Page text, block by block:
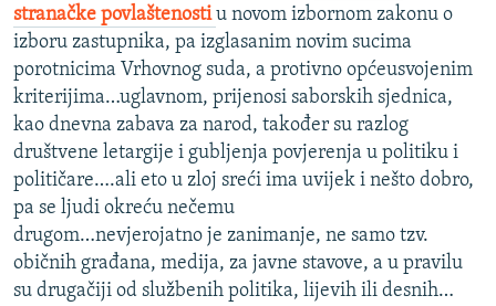
stranačke povlaštenostiu novom izbornom zakonu o
izboru zastupnika, pa izglasanim novim sucima
porotnicima Vrhovnog suda, a protivno općeusvojenim
kriterijima…uglavnom, prijenosi saborskih sjednica,
kao dnevna zabava za narod, također su razlog
društvene letargije i gubljenja povjerenja u politiku i
političare….ali eto u zloj sreći ima uvijek i nešto dobro,
pa se ljudi okreću nečemu
drugom…nevjerojatno je zanimanje, ne samo tzv.
običnih građana, medija, za javne stavove, a u pravilu
su drugačiji od službenih politika, lijevih ili desnih…